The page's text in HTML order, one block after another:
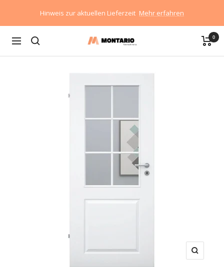
Inhalt
Hinweis zur aktuellen Lieferzeit Mehr erfahren
Navigation
Montario
0
Zoom